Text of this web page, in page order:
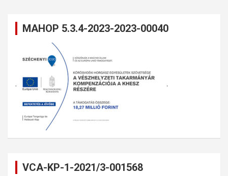
MAHOP 5.3.4-2023-2023-00040
VCA-KP-1-2021/3-001568